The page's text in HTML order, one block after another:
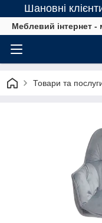
Шановні
Меблевий інтернет -
Товари та